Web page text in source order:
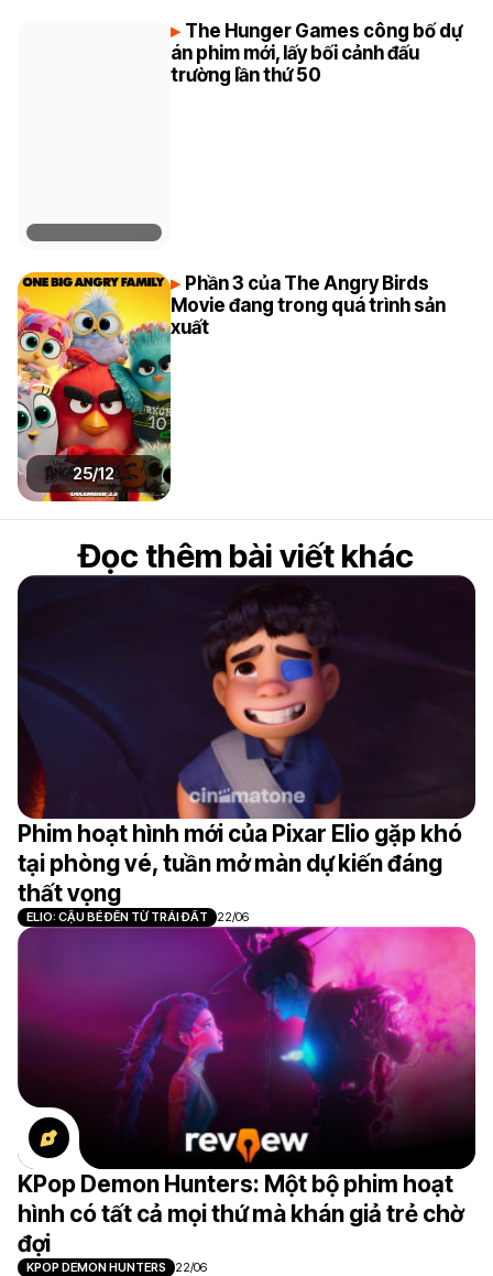
The Hunger Games công bố dự
án phim mới, lấy bối cảnh đấu
trường lần thứ 50
25/12
Phần 3 của The Angry Birds
Movie đang trong quá trình sản
xuất
Đọc thêm bài viết khác
Phim hoạt hình mới của Pixar Elio gặp khó
tại phòng vé, tuần mở màn dự kiến đáng
thất vọng
ELIO: CẬU BÉ ĐẾN TỪ TRÁI ĐẤT 22/06
KPop Demon Hunters: Một bộ phim hoạt
hình có tất cả mọi thứ mà khán giả trẻ chờ
đợi
KPOP DEMON HUNTERS 22/06